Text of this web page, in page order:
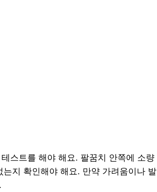
스트를 해야 해요. 팔꿈치 안쪽에 소량
지 확인해야 해요. 만약 가려움이나 발